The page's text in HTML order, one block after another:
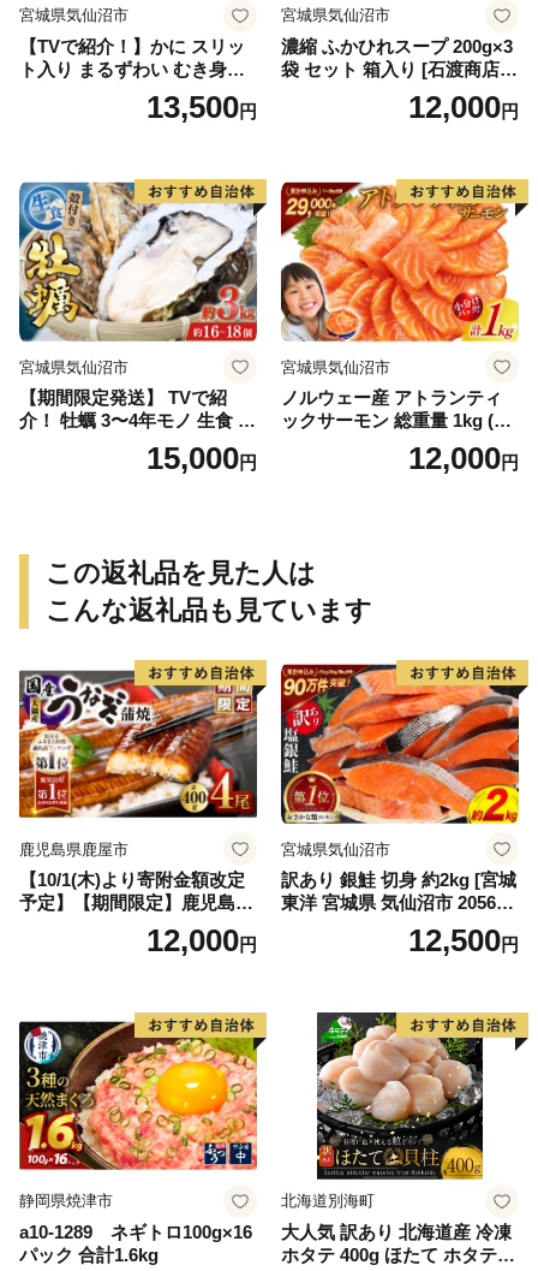
宮城県気仙沼市
【TVで紹介！】かに スリッ
ト入り まるずわい むき身と
スープのセット 肩脚肉500g
ビスク180g×3 [カネダイ 宮城
13,500円
宮城県気仙沼市
濃縮 ふかひれスープ 200g×3
袋 セット 箱入り [石渡商店
宮城県 気仙沼市 20563919]
レトルト スープ ふかひれ フ
温
12,000円
宮城県気仙沼市
【期間限定発送】 TVで紹
介！ 牡蠣 3〜4年モノ 生食 殻
付き牡蠣 約3kg(約16-18個入)
[住喜水産 宮城県 気仙沼市 20
なべ カキフライ 牡蠣ご飯 魚
15,000円
宮城県気仙沼市
ノルウェー産 アトランティ
ックサーモン 総重量 1kg (正
味重量850g) [カネダイ 宮城
県 気仙沼市 20565509] 魚 魚
ノルウェー
12,000円
この返礼品を見た人は
こんな返礼品も見ています
鹿児島県鹿屋市
【10/1(木)より寄附金額改定
予定】【期間限定】鹿児島県
大隅産うなぎ蒲焼4尾（400
g） KN007-02312,000円
宮城県気仙沼市
訳あり 銀鮭 切身 約2kg [宮城
東洋 宮城県 気仙沼市 205649
91] 鮭 魚介類 海鮮 訳アリ 規
格外 不揃い さけ サケ 鮭切身
切り身 魚 わけあり
12,500円
静岡県焼津市
a10-1289 ネギトロ100g×16
パック 合計1.6kg
北海道別海町
大人気 訳あり 北海道産 冷凍
ホタテ 400g ほたて ホタテ